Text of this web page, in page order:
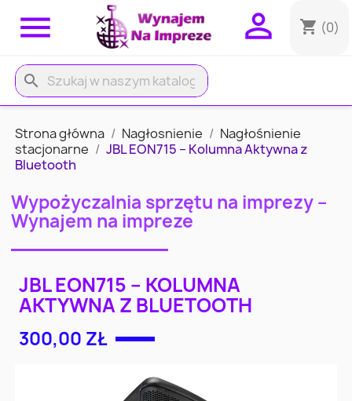
 shopping_cart (0)

search
Strona główna Nagłosnienie
Nagłośnienie
stacjonarne
JBL EON715 – Kolumna Aktywna z
Bluetooth
Wypożyczalnia sprzętu na imprezy –
Wynajem na impreze
JBL EON715 – KOLUMNA
AKTYWNA Z BLUETOOTH
300,00 ZŁ